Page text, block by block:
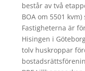
består av två
BOA om 5501
Fastigheterna är
Hisingen i
tolv huskroppar